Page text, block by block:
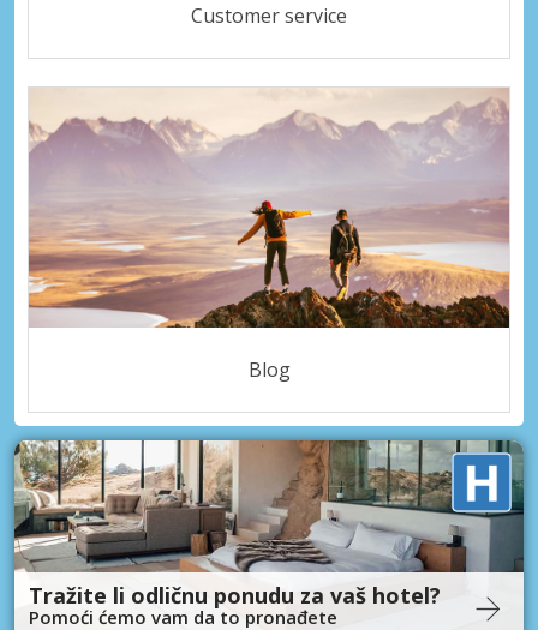
Customer service
Blog
Tražite li odličnu ponudu za vaš hotel?
Pomoći ćemo vam da to pronađete